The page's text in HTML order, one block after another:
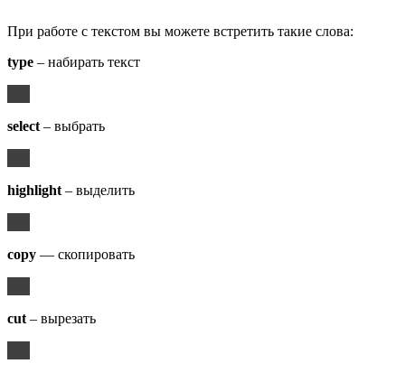
При работе с текстом вы можете встретить такие слова:
type – набирать текст
select – выбрать
highlight – выделить
copy — скопировать
cut – вырезать